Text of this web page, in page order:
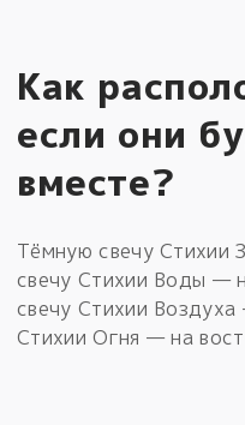
Как
если они
вместе?
Тёмную свечу Стихии
свечу Стихии Воды —
свечу Стихии
Стихии Огня — на